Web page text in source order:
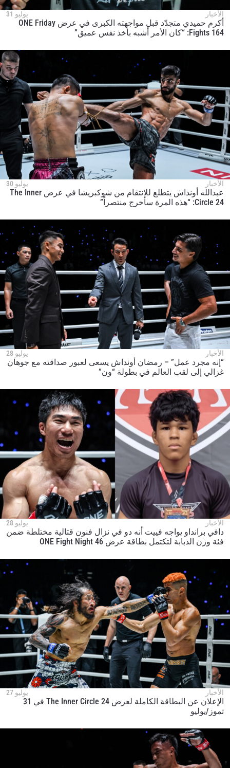
الأخبار يوليو 31
أكرم حميدي متجدّد قبل مواجهته الكبرى في عرض ONE Friday
Fights 164: “كان الأمر أشبه بأخذ نفس عميق”
الأخبار يوليو 30
عبدالله أونداش يتطلع للانتقام من شوكبريشا في عرض The Inner
Circle 24: “هذه المرة سأخرج منتصراً”
الأخبار يوليو 28
“إنه مجرد عمل” – رمضان أونداش يسعى لعبور صداقته مع جوهان
غزالي إلى لقب العالم في بطولة “ون”
الأخبار يوليو 28
دافي برانداو يواجه فييت أنه دو في نزال فنون قتالية مختلطة ضمن
فئة وزن الذبابة لتكتمل بطاقة عرض ONE Fight Night 46
الأخبار يوليو 27
الإعلان عن البطاقة الكاملة لعرض The Inner Circle 24 في 31
تموز/يوليو
العرض
شاهد أبرز اللقطات
خذ بطولة "ون" معك أينما ذهبت! اشترك الآن للوصول
إلى آخر الأخبار، وفتح العروض الخاصة والحصول على
أفضل المقاعد لعروضنا الحية.
البريد الإلكتروني
إشترك
بإرسال هذا النموذج، فإنك توافق على جمعنا لمعلوماتك
واستخدامها والإفصاح عنها بموجبسياسة الخصوصية.
يمكنك إلغاء الاشتراك في هذه المنشورات في أي وقت.